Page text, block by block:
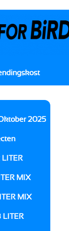
2025
LITER
MIX
MIX
LITER